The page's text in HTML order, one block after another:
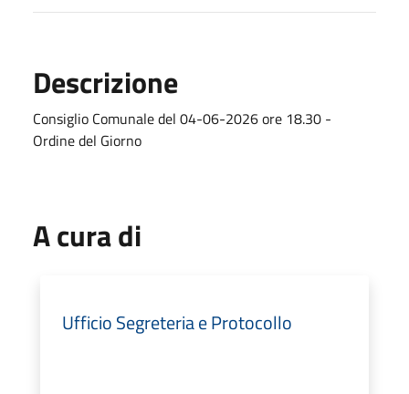
Descrizione
Consiglio Comunale del 04-06-2026 ore 18.30 -
Ordine del Giorno
A cura di
Ufficio Segreteria e Protocollo